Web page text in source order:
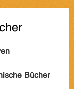
Bücher